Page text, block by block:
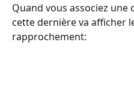
Quand vous associez
cette dernière va afficher
rapprochement: